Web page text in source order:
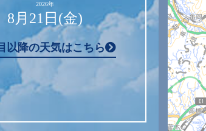
2026年
8月21日(金)
以降の天気はこちら